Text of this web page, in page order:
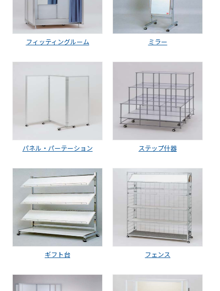
フィッティングルーム ミラー
パネル・パーテーション ステップ什器
ギフト台 フェンス